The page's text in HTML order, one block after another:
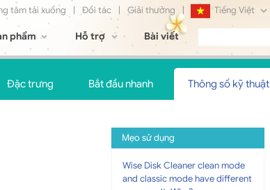
tâm tải xuống | Đối tác | Giải thưởng | Tiếng Việt
English
日本語
简体中文
phẩm Hỗ trợ Bài viết
Đặc trưng Bắt đầu nhanh Thông số kỹ thuật
Mẹo sử dụng
Wise Disk Cleaner clean mode
and classic mode have different